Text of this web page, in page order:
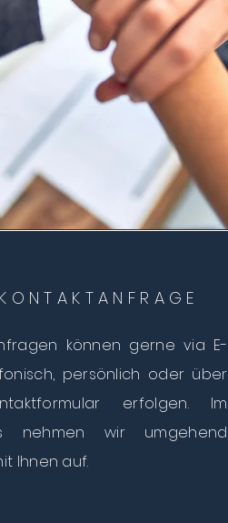
können gerne via E-
persönlich oder über
erfolgen. Im
nehmen wir umgehend
Ihnen auf.